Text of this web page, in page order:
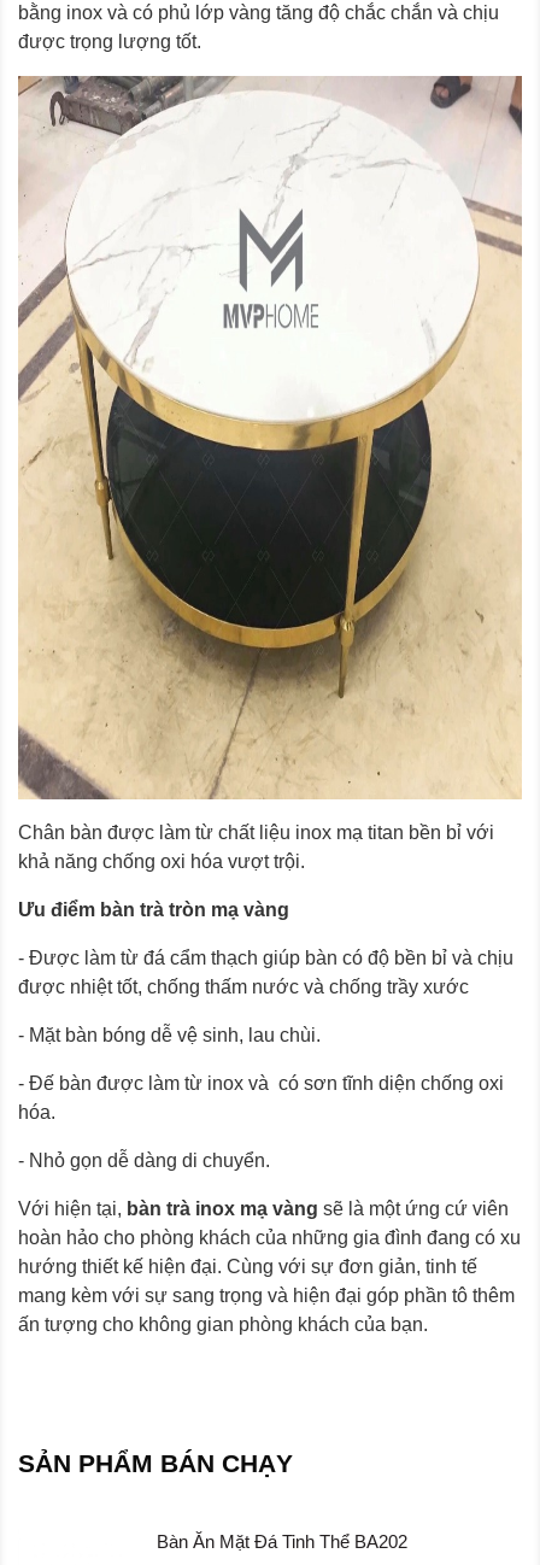
bằng inox và có phủ lớp vàng tăng độ chắc chắn và chịu
được trọng lượng tốt.
Chân bàn được làm từ chất liệu inox mạ titan bền bỉ với
khả năng chống oxi hóa vượt trội.
Ưu điểm bàn trà tròn mạ vàng
- Được làm từ đá cẩm thạch giúp bàn có độ bền bỉ và chịu
được nhiệt tốt, chống thấm nước và chống trầy xước
- Mặt bàn bóng dễ vệ sinh, lau chùi.
- Đế bàn được làm từ inox và có sơn tĩnh diện chống oxi
hóa.
- Nhỏ gọn dễ dàng di chuyển.
Với hiện tại, bàn trà inox mạ vàng sẽ là một ứng cứ viên
hoàn hảo cho phòng khách của những gia đình đang có xu
hướng thiết kế hiện đại. Cùng với sự đơn giản, tinh tế
mang kèm với sự sang trọng và hiện đại góp phần tô thêm
ấn tượng cho không gian phòng khách của bạn.
SẢN PHẨM BÁN CHẠY
Bàn Ăn Mặt Đá Tinh Thể BA202